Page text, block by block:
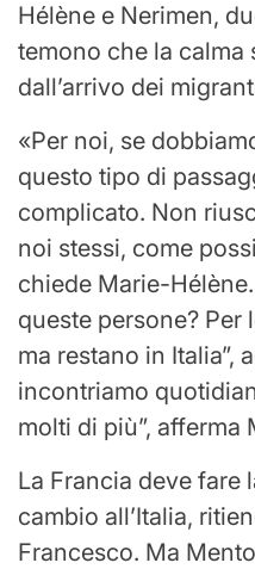
Hélène e Nerimen,
temono che la calma
dall’arrivo dei
«Per noi, se
questo tipo di
complicato. Non
noi stessi, come
chiede Marie-
queste persone? Per
ma restano in Italia”,
incontriamo
molti di più”, afferma
La Francia deve fare
cambio all’Italia,
Francesco. Ma